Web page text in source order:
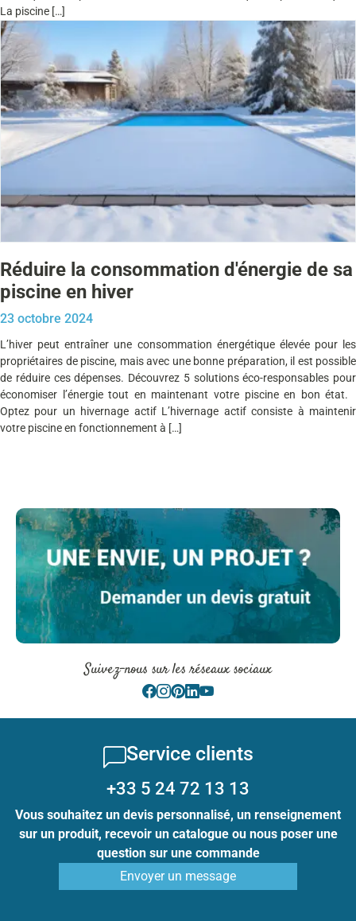
La piscine […]
Réduire la consommation d'énergie de sa
piscine en hiver
23 octobre 2024
L’hiver peut entraîner une consommation énergétique élevée pour les
propriétaires de piscine, mais avec une bonne préparation, il est possible
de réduire ces dépenses. Découvrez 5 solutions éco-responsables pour
économiser l’énergie tout en maintenant votre piscine en bon état.
Optez pour un hivernage actif L’hivernage actif consiste à maintenir
votre piscine en fonctionnement à […]
Suivez-nous sur les réseaux sociaux
Service clients
+33 5 24 72 13 13
Vous souhaitez un devis personnalisé, un renseignement
sur un produit, recevoir un catalogue ou nous poser une
question sur une commande
Envoyer un message